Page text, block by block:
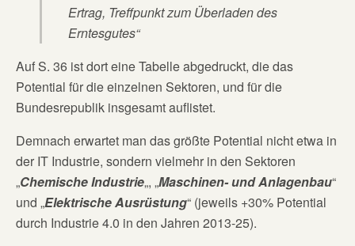
Ertrag, Treffpunkt zum Überladen des
Erntesgutes“
Auf S. 36 ist dort eine Tabelle abgedruckt, die das
Potential für die einzelnen Sektoren, und für die
Bundesrepublik insgesamt auflistet.
Demnach erwartet man das größte Potential nicht etwa in
der IT Industrie, sondern vielmehr in den Sektoren
„Chemische Industrie„, „Maschinen- und Anlagenbau“
und „Elektrische Ausrüstung“ (jeweils +30% Potential
durch Industrie 4.0 in den Jahren 2013-25).